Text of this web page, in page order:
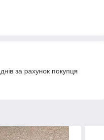
за рахунок покупця